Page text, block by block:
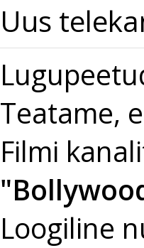
Uus
Teatame,
Filmi
Loogiline